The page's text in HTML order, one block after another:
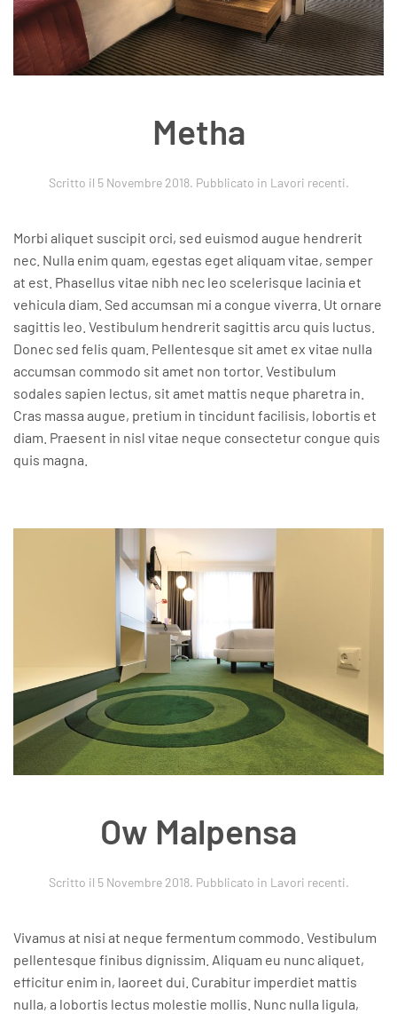
Metha
Scritto il 5 Novembre 2018. Pubblicato in Lavori recenti.
Morbi aliquet suscipit orci, sed euismod augue hendrerit
nec. Nulla enim quam, egestas eget aliquam vitae, semper
at est. Phasellus vitae nibh nec leo scelerisque lacinia et
vehicula diam. Sed accumsan mi a congue viverra. Ut ornare
sagittis leo. Vestibulum hendrerit sagittis arcu quis luctus.
Donec sed felis quam. Pellentesque sit amet ex vitae nulla
accumsan commodo sit amet non tortor. Vestibulum
sodales sapien lectus, sit amet mattis neque pharetra in.
Cras massa augue, pretium in tincidunt facilisis, lobortis et
diam. Praesent in nisl vitae neque consectetur congue quis
quis magna.
Ow Malpensa
Scritto il 5 Novembre 2018. Pubblicato in Lavori recenti.
Vivamus at nisi at neque fermentum commodo. Vestibulum
pellentesque finibus dignissim. Aliquam eu nunc aliquet,
efficitur enim in, laoreet dui. Curabitur imperdiet mattis
nulla, a lobortis lectus molestie mollis. Nunc nulla ligula,